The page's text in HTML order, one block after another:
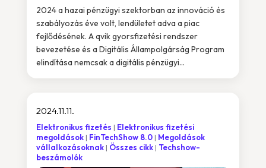
2024 a hazai pénzügyi szektorban az innováció és
szabályozás éve volt, lendületet adva a piac
fejlődésének. A qvik gyorsfizetési rendszer
bevezetése és a Digitális Állampolgárság Program
elindítása nemcsak a digitális pénzügyi...
2024.11.11.
Elektronikus fizetés
Elektronikus fizetési
megoldások
FinTechShow 8.0
Megoldások
vállalkozásoknak
Összes cikk
Techshow-
beszámolók